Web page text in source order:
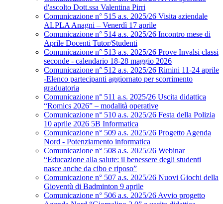
d'ascolto Dott.ssa Valentina Pirri
Comunicazione n° 515 a.s. 2025/26 Visita aziendale
ALPLA Anagni – Venerdì 17 aprile
Comunicazione n° 514 a.s. 2025/26 Incontro mese di
Aprile Docenti Tutor/Studenti
Comunicazione n° 513 a.s. 2025/26 Prove Invalsi classi
seconde - calendario 18-28 maggio 2026
Comunicazione n° 512 a.s. 2025/26 Rimini 11-24 aprile
-Elenco partecipanti aggiornato per scorrimento
graduatoria
Comunicazione n° 511 a.s. 2025/26 Uscita didattica
“Romics 2026” – modalità operative
Comunicazione n° 510 a.s. 2025/26 Festa della Polizia
10 aprile 2026 5B Informatica
Comunicazione n° 509 a.s. 2025/26 Progetto Agenda
Nord - Potenziamento informatica
Comunicazione n° 508 a.s. 2025/26 Webinar
“Educazione alla salute: il benessere degli studenti
nasce anche da cibo e riposo”
Comunicazione n° 507 a.s. 2025/26 Nuovi Giochi della
Gioventù di Badminton 9 aprile
Comunicazione n° 506 a.s. 2025/26 Avvio progetto